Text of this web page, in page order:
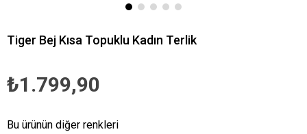
Tiger Bej Kısa Topuklu Kadın Terlik
₺1.799,90
Bu ürünün diğer renkleri